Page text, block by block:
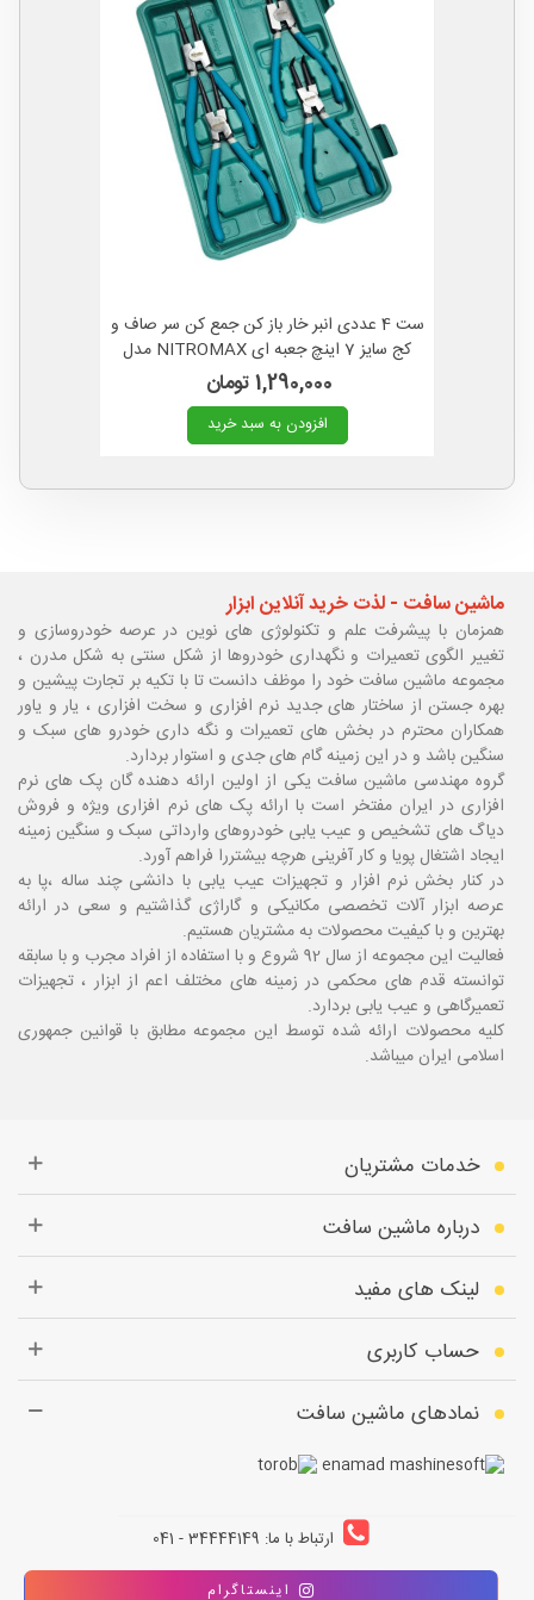
ست 4 عددی انبر خار باز کن جمع کن سر صاف و
کج سایز 7 اینچ جعبه ای NITROMAX مدل
4KL
1,290,000 تومان
افزودن به سبد خرید
ماشین سافت - لذت خرید آنلاین ابزار
همزمان با پیشرفت علم و تکنولوژی های نوین در عرصه خودروسازی و
تغییر الگوی تعمیرات و نگهداری خودروها از شکل سنتی به شکل مدرن ،
مجموعه ماشین سافت خود را موظف دانست تا با تکیه بر تجارت پیشین و
بهره جستن از ساختار های جدید نرم افزاری و سخت افزاری ، یار و یاور
همکاران محترم در بخش های تعمیرات و نگه داری خودرو های سبک و
سنگین باشد و در این زمینه گام های جدی و استوار بردارد.
گروه مهندسی ماشین سافت یکی از اولین ارائه دهنده گان پک های نرم
افزاری در ایران مفتخر است با ارائه پک های نرم افزاری ویژه و فروش
دیاگ های تشخیص و عیب یابی خودروهای وارداتی سبک و سنگین زمینه
ایجاد اشتغال پویا و کار آفرینی هرچه بیشتررا فراهم آورد.
در کنار بخش نرم افزار و تجهیزات عیب یابی با دانشی چند ساله ،پا به
عرصه ابزار آلات تخصصی مکانیکی و گاراژی گذاشتیم و سعی در ارائه
بهترین و با کیفیت محصولات به مشتریان هستیم.
فعالیت این مجموعه از سال 92 شروع و با استفاده از افراد مجرب و با سابقه
توانسته قدم های محکمی در زمینه های مختلف اعم از ابزار ، تجهیزات
تعمیرگاهی و عیب یابی بردارد.
کلیه محصولات ارائه شده توسط این مجموعه مطابق با قوانین جمهوری
اسلامی ایران میباشد.
خدمات مشتریان
درباره ماشین سافت
لینک های مفید
حساب کاربری
نمادهای ماشین سافت
ارتباط با ما: 34444149 - 041
اینستاگرام